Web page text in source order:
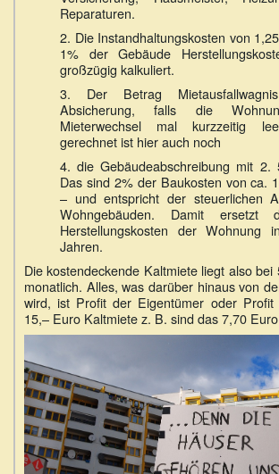
Reparaturen.
2. Die Instandhaltungskosten von
1% der Gebäude
großzügig kalkuliert.
3. Der Betrag
Absicherung, falls die
Mieterwechsel mal kurzzeitig
gerechnet ist hier auch noch
4. die Gebäudeabschreibung mit
Das sind 2% der Baukosten von ca.
– und entspricht der steuerlichen
Wohngebäuden. Damit
Herstellungskosten der Wohnung
Jahren.
Die kostendeckende Kaltmiete liegt also
monatlich. Alles, was darüber hinaus von
wird, ist Profit der Eigentümer oder
15,– Euro Kaltmiete z. B. sind das 7,70